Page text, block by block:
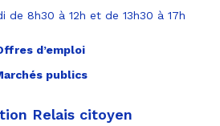
de 8h30 à 12h et de 13h30 à 17h
d’emploi
publics
Relais citoyen